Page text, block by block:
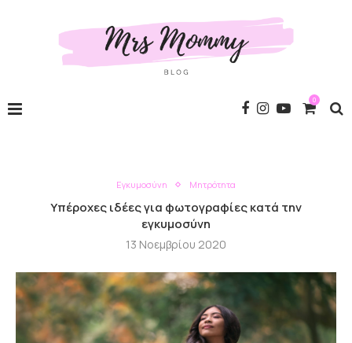
0
Εγκυμοσύνη Μητρότητα
Υπέροχες ιδέες για φωτογραφίες κατά την
εγκυμοσύνη
13 Νοεμβρίου 2020